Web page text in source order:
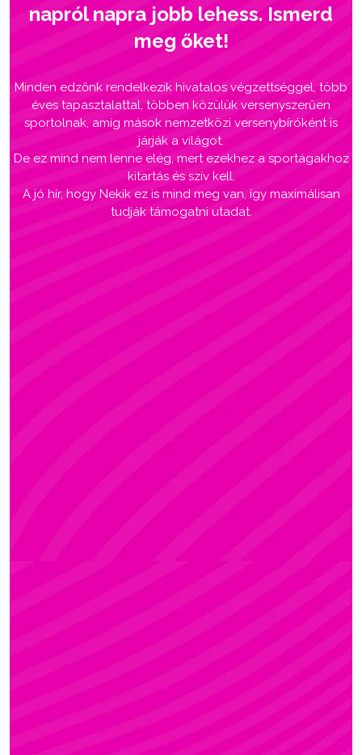
napról napra jobb lehess. Ismerd
meg őket!
Minden edzőnk rendelkezik hivatalos végzettséggel, több
éves tapasztalattal, többen közülük versenyszerűen
sportolnak, amíg mások nemzetközi versenybíróként is
járják a világot.
De ez mind nem lenne elég, mert ezekhez a sportágakhoz
kitartás és szív kell.
A jó hír, hogy Nekik ez is mind meg van, így maximálisan
tudják támogatni utadat.